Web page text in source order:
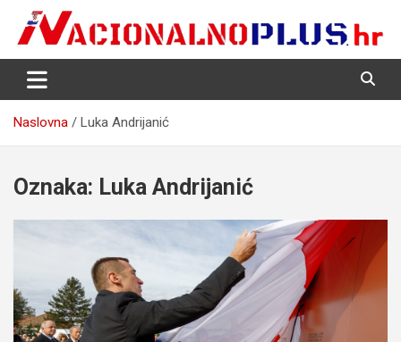
content
NacionalnoPlus.hr
Nacija želi znati više
Naslovna Luka Andrijanić
Oznaka: Luka Andrijanić